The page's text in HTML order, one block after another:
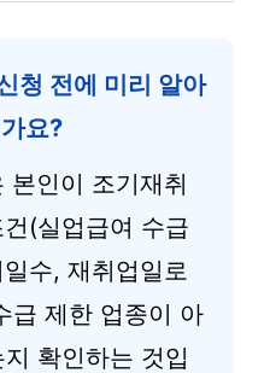
청 전에 미리 알아
요?
인이 조기재취
(실업급여 수급
수, 재취업일로
급 제한 업종이 아
확인하는 것입